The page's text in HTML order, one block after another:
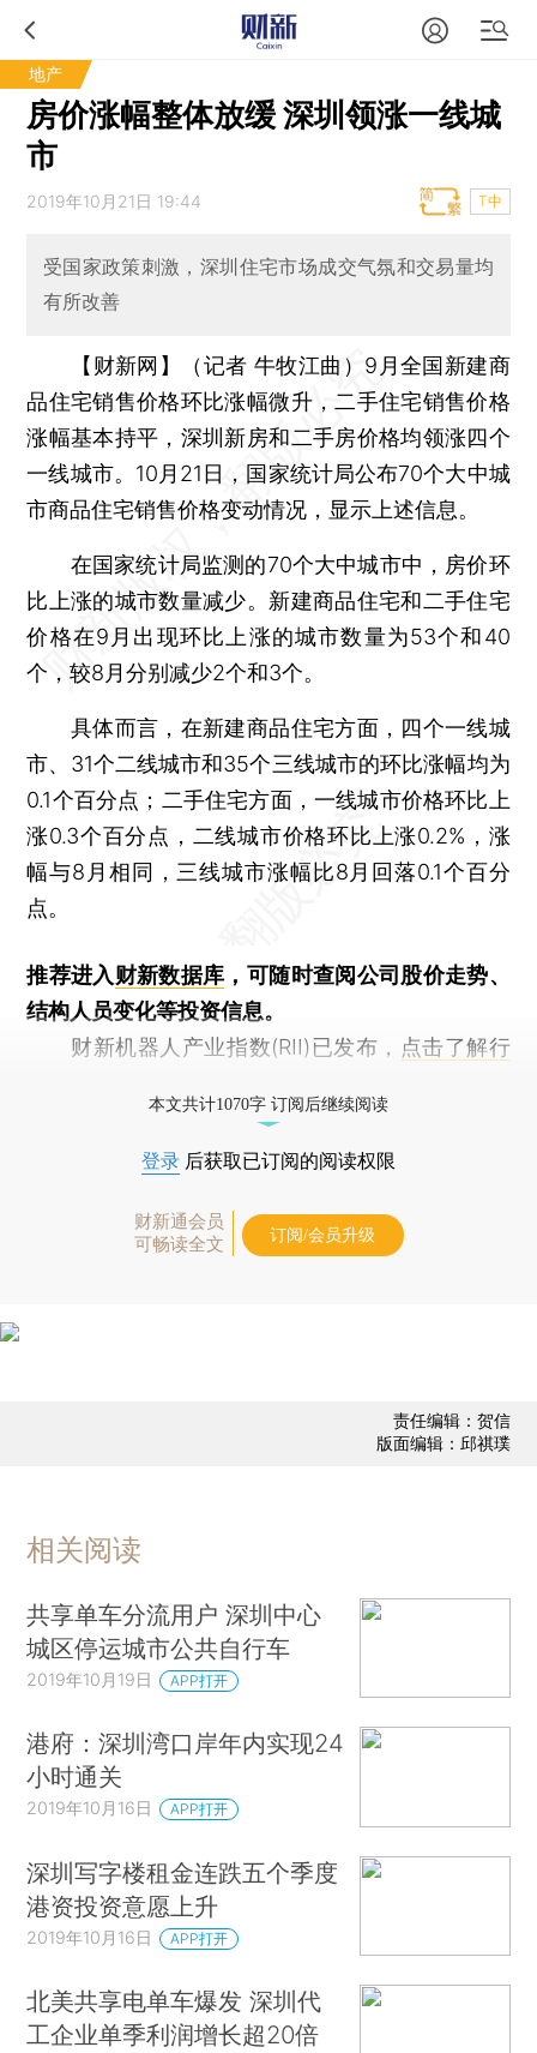
地产
房价涨幅整体放缓 深圳领涨一线城
市
2019年10月21日 19:44 T中
受国家政策刺激，深圳住宅市场成交气氛和交易量均
有所改善
【财新网】（记者 牛牧江曲） 9月全国新建商
品住宅销售价格环比涨幅微升，二手住宅销售价格
涨幅基本持平，深圳新房和二手房价格均领涨四个
一线城市。10月21日，国家统计局公布70个大中城
市商品住宅销售价格变动情况，显示上述信息。
在国家统计局监测的70个大中城市中，房价环
比上涨的城市数量减少。新建商品住宅和二手住宅
价格在9月出现环比上涨的城市数量为53个和40
个，较8月分别减少2个和3个。
具体而言，在新建商品住宅方面，四个一线城
市、31个二线城市和35个三线城市的环比涨幅均为
0.1个百分点；二手住宅方面，一线城市价格环比上
涨0.3个百分点，二线城市价格环比上涨0.2%，涨
幅与8月相同，三线城市涨幅比8月回落0.1个百分
点。
推荐进入财新数据库 ，可随时查阅公司股价走势、
结构人员变化等投资信息。
财新机器人产业指数(RII)已发布， 点击了解行
本文共计1070字 订阅后继续阅读
登录 后获取已订阅的阅读权限
财新通会员
可畅读全文
订阅/会员升级
责任编辑：贺信
版面编辑：邱祺璞
相关阅读
共享单车分流用户 深圳中心
城区停运城市公共自行车
2019年10月19日 APP打开
港府：深圳湾口岸年内实现24
小时通关
2019年10月16日 APP打开
深圳写字楼租金连跌五个季度
港资投资意愿上升
2019年10月16日 APP打开
北美共享电单车爆发 深圳代
工企业单季利润增长超20倍